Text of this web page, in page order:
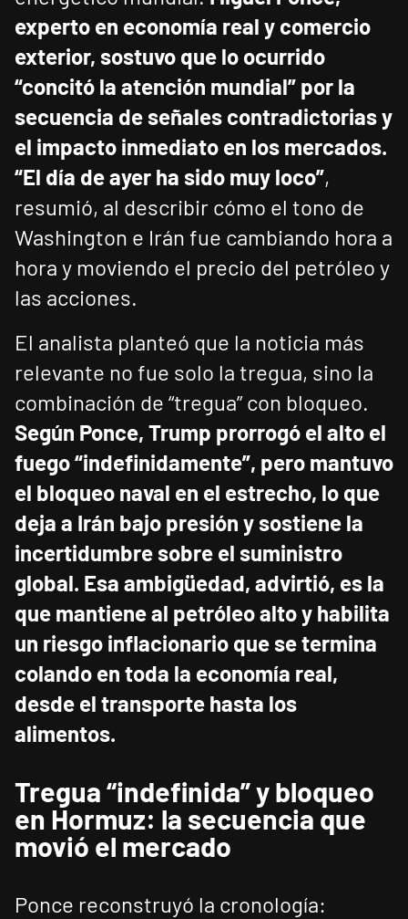
experto en economía real y comercio
exterior, sostuvo que lo ocurrido
“concitó la atención mundial” por la
secuencia de señales contradictorias y
el impacto inmediato en los mercados.
“El día de ayer ha sido muy loco”,
resumió, al describir cómo el tono de
Washington e Irán fue cambiando hora a
hora y moviendo el precio del petróleo y
las acciones.
El analista planteó que la noticia más
relevante no fue solo la tregua, sino la
combinación de “tregua” con bloqueo.
Según Ponce, Trump prorrogó el alto el
fuego “indefinidamente”, pero mantuvo
el bloqueo naval en el estrecho, lo que
deja a Irán bajo presión y sostiene la
incertidumbre sobre el suministro
global. Esa ambigüedad, advirtió, es la
que mantiene al petróleo alto y habilita
un riesgo inflacionario que se termina
colando en toda la economía real,
desde el transporte hasta los
alimentos.
Tregua “indefinida” y bloqueo
en Hormuz: la secuencia que
movió el mercado
Ponce reconstruyó la cronología: